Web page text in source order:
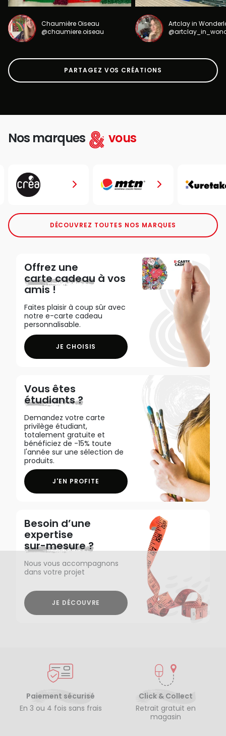
Chaumière Oiseau
@chaumiere.oiseau
Artclay in
PARTAGEZ VOS CRÉATIONS
Nos marques vous
DÉCOUVREZ TOUTES NOS MARQUES
Offrez une
carte cadeau à vos
amis !
Faites plaisir à coup sûr avec
notre e-carte cadeau
personnalisable.
JE CHOISIS
Vous êtes
étudiants ?
Demandez votre carte
privilège étudiant,
totalement gratuite et
bénéficiez de -15% toute
l'année sur une sélection de
produits.
J'EN PROFITE
Besoin d’une
expertise
sur-mesure ?
Nous vous accompagnons
dans votre projet
JE DÉCOUVRE
Paiement sécurisé
En 3 ou 4 fois sans frais
Click & Collect
Retrait gratuit en
magasin